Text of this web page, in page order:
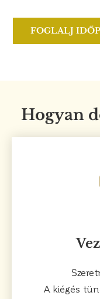
FOGLALJ
Hogyan
A kiégés